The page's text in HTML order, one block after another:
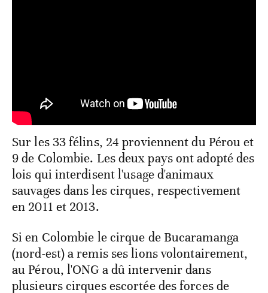
Sur les 33 félins, 24 proviennent du Pérou et
9 de Colombie. Les deux pays ont adopté des
lois qui interdisent l'usage d'animaux
sauvages dans les cirques, respectivement
en 2011 et 2013.
Si en Colombie le cirque de Bucaramanga
(nord-est) a remis ses lions volontairement,
au Pérou, l'ONG a dû intervenir dans
plusieurs cirques escortée des forces de